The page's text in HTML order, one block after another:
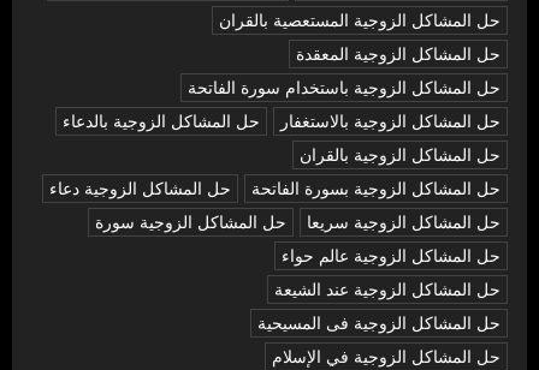
حل المشاكل الزوجية المستعصية بالقران
حل المشاكل الزوجية المعقدة
حل المشاكل الزوجية باستخدام سورة الفاتحة
حل المشاكل الزوجية بالاستغفار
حل المشاكل الزوجية بالدعاء
حل المشاكل الزوجية بالقران
حل المشاكل الزوجية بسورة الفاتحة
حل المشاكل الزوجية دعاء
حل المشاكل الزوجية سريعا
حل المشاكل الزوجية سورة
حل المشاكل الزوجية عالم حواء
حل المشاكل الزوجية عند الشيعة
حل المشاكل الزوجية فى المسيحية
حل المشاكل الزوجية في الإسلام